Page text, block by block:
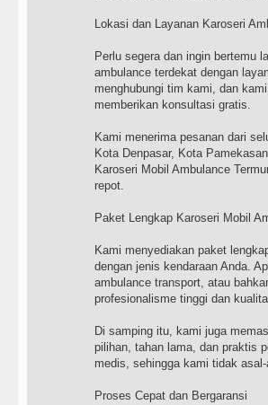
Lokasi dan Layanan Karoseri
Perlu segera dan ingin bertemu
ambulance terdekat dengan
menghubungi tim kami, dan
memberikan konsultasi gratis.
Kami menerima pesanan dari
Kota Denpasar, Kota
Karoseri Mobil Ambulance
repot.
Paket Lengkap Karoseri Mobil
Kami menyediakan paket
dengan jenis kendaraan Anda.
ambulance transport, atau
profesionalisme tinggi dan
Di samping itu, kami juga
pilihan, tahan lama, dan praktis
medis, sehingga kami tidak
Proses Cepat dan Bergaransi